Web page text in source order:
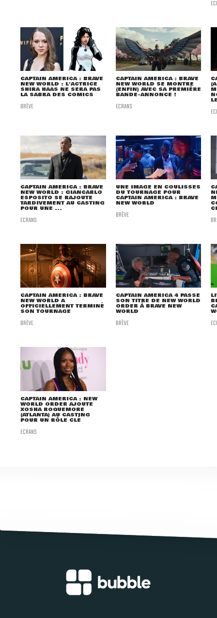
CAPTAIN AMERICA : BRAVE
NEW WORLD : L'ACTRICE
SHIRA HAAS NE SERA PAS
LA SABRA DES COMICS
BRÈVE
CAPTAIN AMERICA : BRAVE
NEW WORLD SE MONTRE
(ENFIN) AVEC SA PREMIÈRE
BANDE-ANNONCE !
ECRANS
CAPTAIN AMERICA : BRAVE
NEW WORLD : GIANCARLO
ESPOSITO SE RAJOUTE
TARDIVEMENT AU CASTING
POUR UNE ...
ECRANS
UNE IMAGE EN COULISSES
DU TOURNAGE POUR
CAPTAIN AMERICA : BRAVE
NEW WORLD
BRÈVE
CAPTAIN AMERICA : BRAVE
NEW WORLD A
OFFICIELLEMENT TERMINÉ
SON TOURNAGE
BRÈVE
CAPTAIN AMERICA 4 PASSE
SON TITRE DE NEW WORLD
ORDER À BRAVE NEW
WORLD
BRÈVE
CAPTAIN AMERICA : NEW
WORLD ORDER AJOUTE
XOSHA ROQUEMORE
(ATLANTA) AU CASTING
POUR UN RÔLE CLÉ
ECRANS